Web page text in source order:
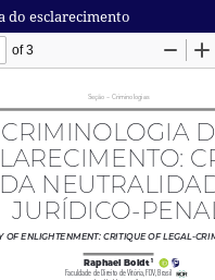
do esclarecimento